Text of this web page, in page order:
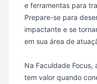
e ferramentas para
Prepare-se para
impactante e se
em sua área de
Na Faculdade Focus,
tem valor quando